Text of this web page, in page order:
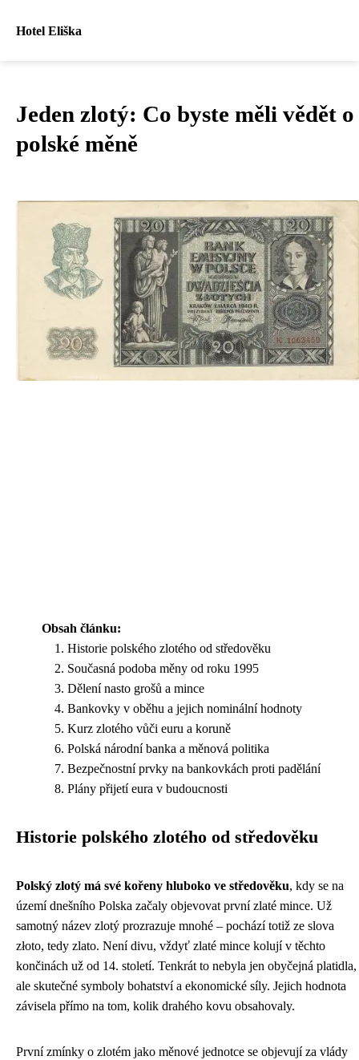
Hotel Eliška
Jeden zlotý: Co byste měli vědět o
polské měně
Obsah článku:
Historie polského zlotého od středověku
Současná podoba měny od roku 1995
Dělení nasto grošů a mince
Bankovky v oběhu a jejich nominální hodnoty
Kurz zlotého vůči euru a koruně
Polská národní banka a měnová politika
Bezpečnostní prvky na bankovkách proti padělání
Plány přijetí eura v budoucnosti
Historie polského zlotého od středověku
Polský zlotý má své kořeny hluboko ve středověku, kdy se na
území dnešního Polska začaly objevovat první zlaté mince. Už
samotný název zlotý prozrazuje mnohé – pochází totiž ze slova
złoto, tedy zlato. Není divu, vždyť zlaté mince kolují v těchto
končinách už od 14. století. Tenkrát to nebyla jen obyčejná platidla,
ale skutečné symboly bohatství a ekonomické síly. Jejich hodnota
závisela přímo na tom, kolik drahého kovu obsahovaly.
První zmínky o zlotém jako měnové jednotce se objevují za vlády